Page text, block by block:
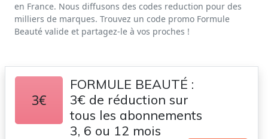
en France. Nous diffusons des codes reduction pour des
milliers de marques. Trouvez un code promo Formule
Beauté valide et partagez-le à vos proches !
3€
FORMULE BEAUTÉ :
3€ de réduction sur
tous les abonnements
3, 6 ou 12 mois